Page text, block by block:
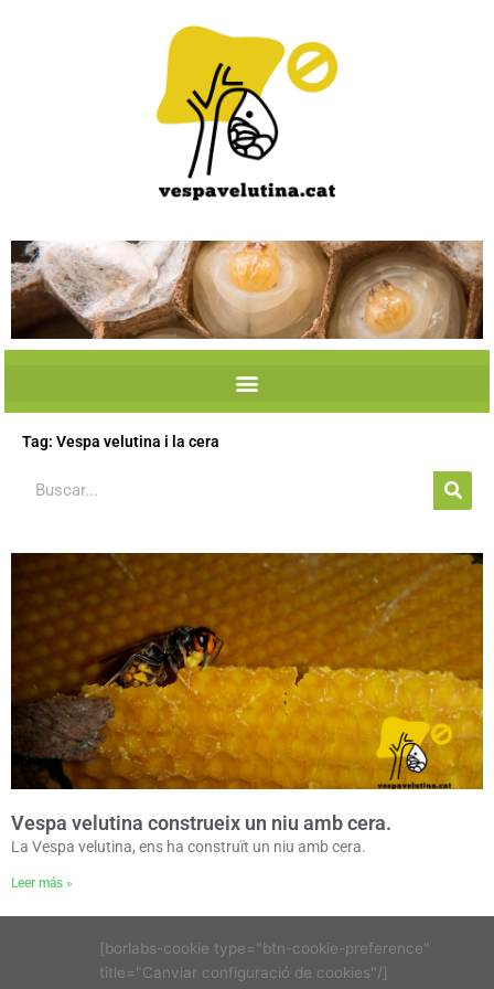
Tag: Vespa velutina i la cera
Search
Vespa velutina construeix un niu amb cera.
La Vespa velutina, ens ha construït un niu amb cera.
Leer más »
[borlabs-cookie type="btn-cookie-preference"
title="Canviar configuració de cookies"/]